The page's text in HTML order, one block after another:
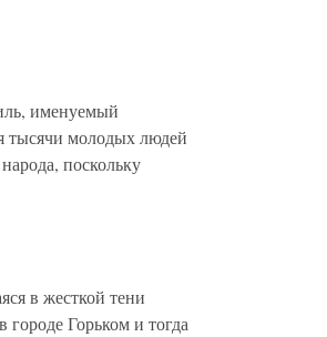
именуемый
тысячи молодых людей
поскольку
в жесткой тени
Горьком и тогда